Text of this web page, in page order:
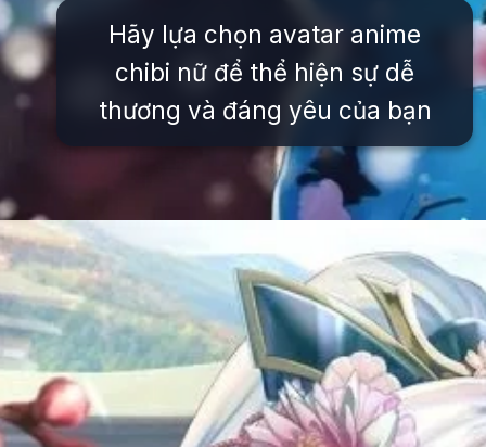
Hãy lựa chọn avatar anime
chibi nữ để thể hiện sự dễ
thương và đáng yêu của bạn
Đang mở https://issiloo.edu.vn/avatar-anime